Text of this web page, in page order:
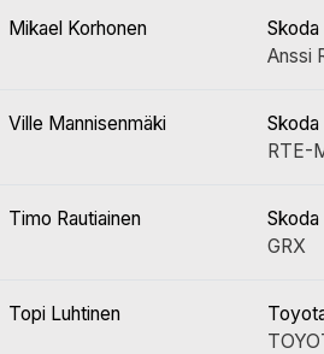
Mikael Korhonen
Skoda
Anssi
Ville Mannisenmäki
Skoda
RTE-
Timo Rautiainen
Skoda
GRX
Topi Luhtinen